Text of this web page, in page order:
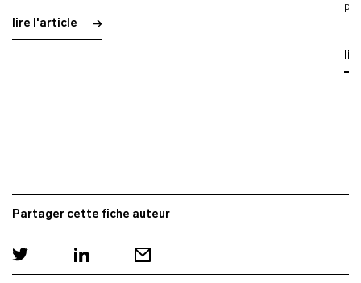
lire l'article
Partager cette fiche auteur